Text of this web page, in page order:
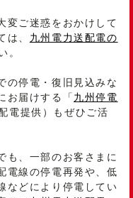
変ご迷惑をおかけして
は、 九州電力送配電の
。
の停電・復旧見込みな
お届けする「 九州停電
電提供）もぜひご活
も、一部のお客さまに
電線の停電再発や、低
などにより停電してい